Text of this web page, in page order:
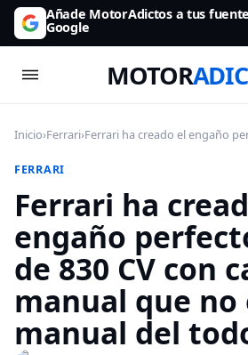
Añade MotorAdictos a tus
Google
MOTOR
Inicio›Ferrari›Ferrari ha creado el engaño
FERRARI
Ferrari ha
engaño
de 830 CV con
manual que no
manual del